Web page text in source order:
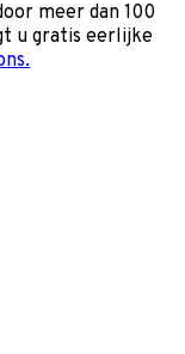
meer dan 100
u gratis eerlijke